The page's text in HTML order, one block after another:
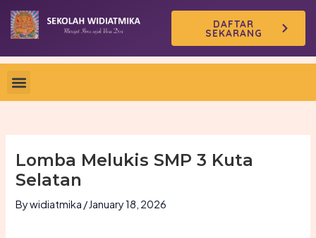
Skip
content
DAFTAR
SEKARANG
Lomba Melukis SMP 3 Kuta
Selatan
Bywidiatmika /January 18, 2026